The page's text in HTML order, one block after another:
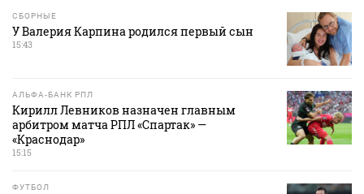
СБОРНЫЕ
У Валерия Карпина родился первый сын
15:43
АЛЬФА-БАНК РПЛ
Кирилл Левников назначен главным
арбитром матча РПЛ «Спартак» —
«Краснодар»
15:15
ФУТБОЛ